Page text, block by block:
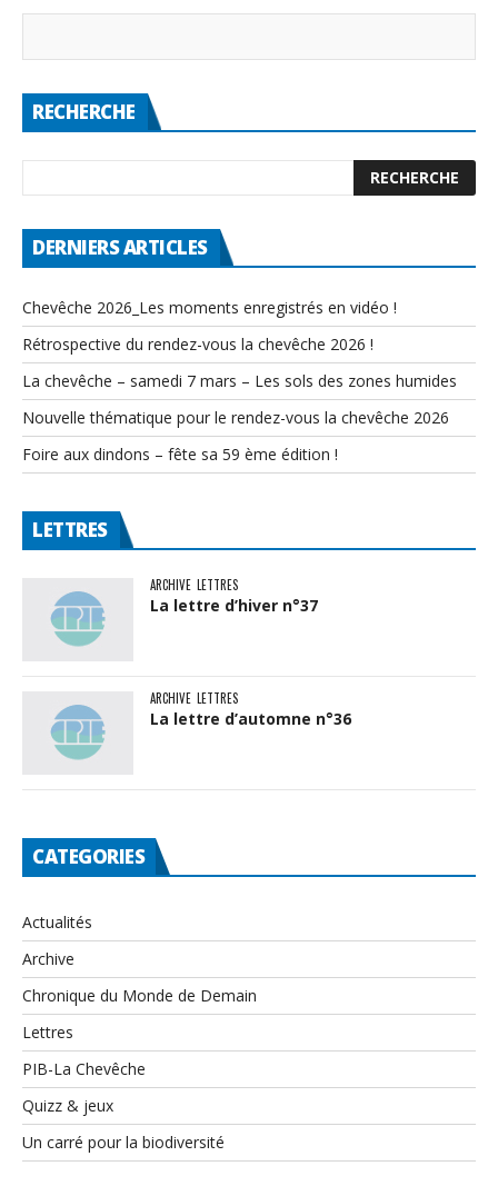
RECHERCHE
DERNIERS ARTICLES
Chevêche 2026_Les moments enregistrés en vidéo !
Rétrospective du rendez-vous la chevêche 2026 !
La chevêche – samedi 7 mars – Les sols des zones humides
Nouvelle thématique pour le rendez-vous la chevêche 2026
Foire aux dindons – fête sa 59 ème édition !
LETTRES
ARCHIVE LETTRES
La lettre d’hiver n°37
ARCHIVE LETTRES
La lettre d’automne n°36
CATEGORIES
Actualités
Archive
Chronique du Monde de Demain
Lettres
PIB-La Chevêche
Quizz & jeux
Un carré pour la biodiversité